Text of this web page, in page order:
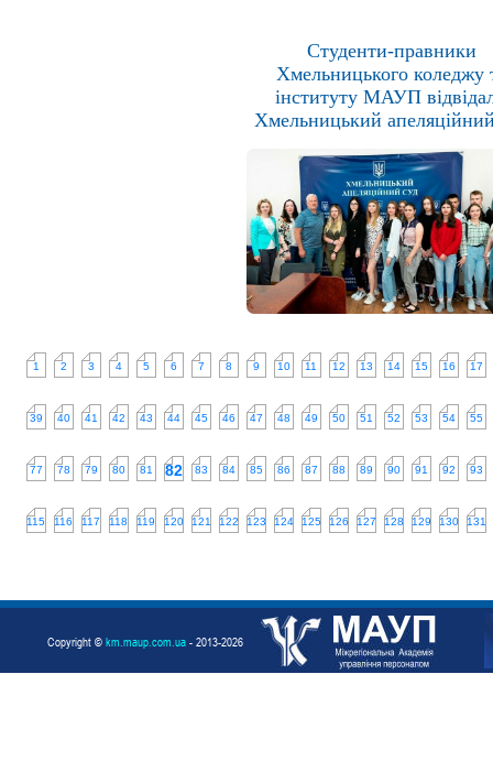
Студенти-правники
Хмельницького коледжу
інституту МАУП
Хмельницький
1 2 3 4 5 6 7 8 9 10 11 12 13 14 15 16 17
39 40 41 42 43 44 45 46 47 48 49 50 51 52 53 54 55
77 78 79 80 81 82 83 84 85 86 87 88 89 90 91 92 93
115 116 117 118 119 120 121 122 123 124 125 126 127 128 129 130 131
Copyright © km.maup.com.ua - 2013-2026